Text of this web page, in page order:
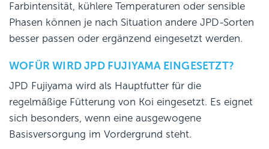
Farbintensität, kühlere Temperaturen oder sensible
Phasen können je nach Situation andere JPD-Sorten
besser passen oder ergänzend eingesetzt werden.
WOFÜR WIRD JPD FUJIYAMA EINGESETZT?
JPD Fujiyama wird als Hauptfutter für die
regelmäßige Fütterung von Koi eingesetzt. Es eignet
sich besonders, wenn eine ausgewogene
Basisversorgung im Vordergrund steht.